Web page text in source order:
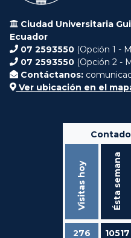
Ciudad Universitaria
Ecuador
07 2593550 (Opción 1 -
07 2593550 (Opción 2 -
Contáctanos:
Ver ubicación en el
Visitas hoy Ésta semana
276 10517